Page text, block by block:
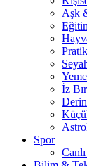
Aşk
İz
Spor